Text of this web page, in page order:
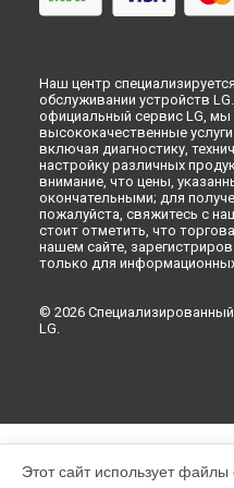
Наш центр
обслуживании устройств
официальный сервис LG, мы
высококачественные
включая диагностику,
настройку различных
внимание, что цены,
окончательными; для
пожалуйста, свяжитесь с
стоит отметить, что
нашем сайте,
только для
© 2026
LG.
Этот сайт использует